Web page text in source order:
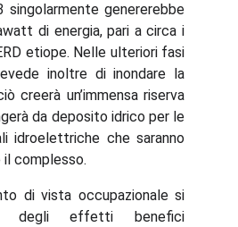
singolarmente genererebbe
di energia, pari a circa i
etiope. Nelle ulteriori fasi
inoltre di inondare la
creerà un’immensa riserva
da deposito idrico per le
idroelettriche che saranno
complesso.
di vista occupazionale si
degli effetti benefici